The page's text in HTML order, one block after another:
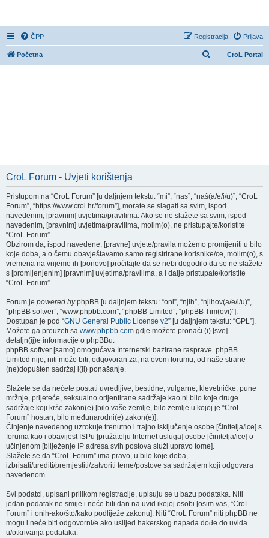
ČPP Prijava
Registracija
CroL Portal
Početna
CroL Forum - Uvjeti korištenja
Pristupom na “CroL Forum” [u daljnjem tekstu: “mi”, “nas”, “naš(a/e/i/u)”, “CroL
Forum”, “https://www.crol.hr/forum”], morate se slagati sa svim, ispod
navedenim, [pravnim] uvjetima/pravilima. Ako se ne slažete sa svim, ispod
navedenim, [pravnim] uvjetima/pravilima, molim(o), ne pristupajte/koristite
“CroL Forum”.
Obzirom da, ispod navedene, [pravne] uvjete/pravila možemo promijeniti u bilo
koje doba, a o čemu obavještavamo samo registrirane korisnike/ce, molim(o), s
vremena na vrijeme ih [ponovo] pročitajte da se nebi dogodilo da se ne slažete
s [promijenjenim] [pravnim] uvjetima/pravilima, a i dalje pristupate/koristite
“CroL Forum”.
Forum je powered byphpBB [u daljnjem tekstu: “oni”, “njih”, “njihov(a/e/i/u)”,
“phpBB softver”, “www.phpbb.com”, “phpBB Limited”, “phpBB Tim(ovi)”].
Dostupan je pod “GNU General Public License v2” [u daljnjem tekstu: “GPL”].
Možete ga preuzeti sa www.phpbb.com gdje možete pronaći (i) [sve]
detaljn(ij)e informacije o phpBBu.
phpBB softver [samo] omogućava Internetski bazirane rasprave. phpBB
Limited nije, niti može biti, odgovoran za, na ovom forumu, od naše strane
(ne)dopušten sadržaj i(li) ponašanje.
Slažete se da nećete postati uvredljive, bestidne, vulgarne, klevetničke, pune
mržnje, prijeteće, seksualno orijentirane sadržaje kao ni bilo koje druge
sadržaje koji krše zakon(e) [bilo vaše zemlje, bilo zemlje u kojoj je “CroL
Forum” hostan, bilo međunarodni(e) zakon(e)].
Činjenje navedenog uzrokuje trenutno i trajno isključenje osobe [činitelja/ice] s
foruma kao i obavijest ISPu [pružatelju Internet usluga] osobe [činitelja/ice] o
učinjenom [bilježenje IP adresa svih postova služi upravo tome].
Slažete se da “CroL Forum” ima pravo, u bilo koje doba,
izbrisati/urediti/premjestiti/zatvoriti teme/postove sa sadržajem koji odgovara
navedenom.
Svi podatci, upisani prilikom registracije, upisuju se u bazu podataka. Niti
jedan podatak ne smije i neće biti dan na uvid ikojoj osobi [osim vas, “CroL
Forum” i onih-ako/što/kako podliježe zakonu]. Niti “CroL Forum” niti phpBB ne
mogu i neće biti odgovorni/e ako uslijed hakerskog napada dođe do uvida
u/otkrivanja podataka.